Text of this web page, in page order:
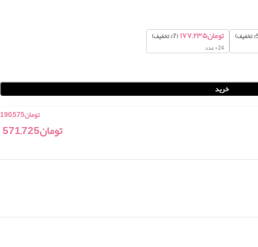
تومان۱۷۷,۲۳۵(7% تخفیف)
24+ عدد
خرید
تومان190,575
تومان571,725